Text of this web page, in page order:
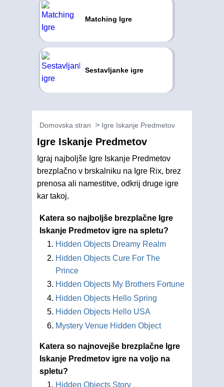
Matching Igre
Sestavljanke igre
Domovska stran Igre Iskanje Predmetov
Igre Iskanje Predmetov
Igraj najboljše Igre Iskanje Predmetov
brezplačno v brskalniku na Igre Rix, brez
prenosa ali namestitve, odkrij druge igre
kar takoj.
Katera so najboljše brezplačne Igre
Iskanje Predmetov igre na spletu?
Hidden Objects Dreamy Realm
Hidden Objects Cure For The
Prince
Hidden Objects My Brothers Fortune
Hidden Objects Hello Spring
Hidden Objects Hello USA
Mystery Venue Hidden Object
Katera so najnovejše brezplačne Igre
Iskanje Predmetov igre na voljo na
spletu?
Hidden Objects Story